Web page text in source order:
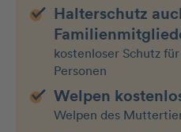
Halterschutz
kostenloser Schutz
Personen
Welpen
Welpen des